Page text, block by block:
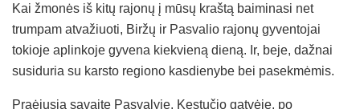
Kai žmonės iš kitų rajonų į mūsų kraštą baiminasi net
trumpam atvažiuoti, Biržų ir Pasvalio rajonų gyventojai
tokioje aplinkoje gyvena kiekvieną dieną. Ir, beje, dažnai
susiduria su karsto regiono kasdienybe bei pasekmėmis.
Praėjusią savaitę Pasvalyje, Kęstučio gatvėje, po